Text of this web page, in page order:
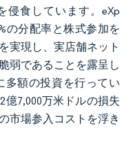
侵食しています。eXp
の分配率と株式参加を
実現し、実店舗ネット
弱であることを露呈し
多額の投資を行ってい
億7,000万米ドルの損失
市場参入コストを浮き